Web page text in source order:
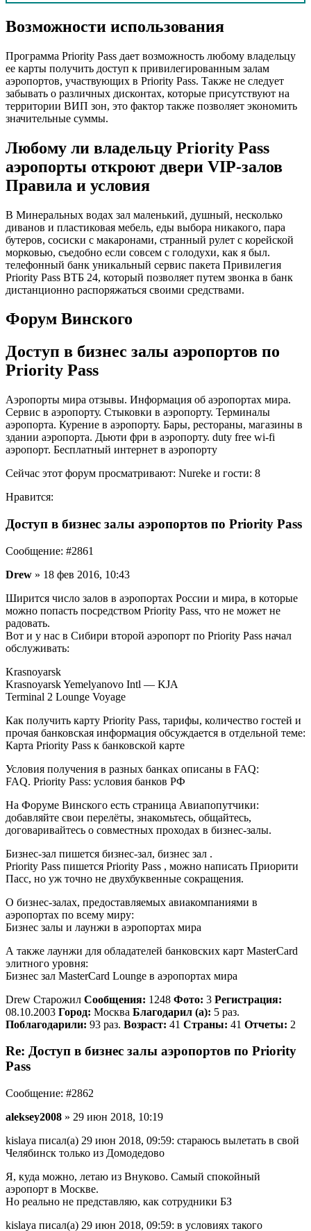
Возможности использования
Программа Priority Pass дает возможность любому владельцу
ее карты получить доступ к привилегированным залам
аэропортов, участвующих в Priority Pass. Также не следует
забывать о различных дисконтах, которые присутствуют на
территории ВИП зон, это фактор также позволяет экономить
значительные суммы.
Любому ли владельцу Priority Pass
аэропорты откроют двери VIP-залов
Правила и условия
В Минеральных водах зал маленький, душный, несколько
диванов и пластиковая мебель, еды выбора никакого, пара
бутеров, сосиски с макаронами, странный рулет с корейской
морковью, съедобно если совсем с голодухи, как я был.
телефонный банк уникальный сервис пакета Привилегия
Priority Pass ВТБ 24, который позволяет путем звонка в банк
дистанционно распоряжаться своими средствами.
Форум Винского
Доступ в бизнес залы аэропортов по
Priority Pass
Аэропорты мира отзывы. Информация об аэропортах мира.
Сервис в аэропорту. Стыковки в аэропорту. Терминалы
аэропорта. Курение в аэропорту. Бары, рестораны, магазины в
здании аэропорта. Дьюти фри в аэропорту. duty free wi-fi
аэропорт. Бесплатный интернет в аэропорту
Сейчас этот форум просматривают: Nureke и гости: 8
Нравится:
Доступ в бизнес залы аэропортов по Priority Pass
Сообщение: #2861
Drew » 18 фев 2016, 10:43
Ширится число залов в аэропортах России и мира, в которые
можно попасть посредством Priority Pass, что не может не
радовать.
Вот и у нас в Сибири второй аэропорт по Priority Pass начал
обслуживать:
Krasnoyarsk
Krasnoyarsk Yemelyanovo Intl — KJA
Terminal 2 Lounge Voyage
Как получить карту Priority Pass, тарифы, количество гостей и
прочая банковская информация обсуждается в отдельной теме:
Карта Priority Pass к банковской карте
Условия получения в разных банках описаны в FAQ:
FAQ. Priority Pass: условия банков РФ
На Форуме Винского есть страница Авиапопутчики:
добавляйте свои перелёты, знакомьтесь, общайтесь,
договаривайтесь о совместных проходах в бизнес-залы.
Бизнес-зал пишется бизнес-зал, бизнес зал .
Priority Pass пишется Priority Pass , можно написать Приорити
Пасс, но уж точно не двухбуквенные сокращения.
О бизнес-залах, предоставляемых авиакомпаниями в
аэропортах по всему миру:
Бизнес залы и лаунжи в аэропортах мира
А также лаунжи для обладателей банковских карт MasterCard
элитного уровня:
Бизнес зал MasterCard Lounge в аэропортах мира
Drew Старожил Сообщения: 1248 Фото: 3 Регистрация:
08.10.2003 Город: Москва Благодарил (а): 5 раз.
Поблагодарили: 93 раз. Возраст: 41 Страны: 41 Отчеты: 2
Re: Доступ в бизнес залы аэропортов по Priority
Pass
Сообщение: #2862
aleksey2008 » 29 июн 2018, 10:19
kislaya писал(а) 29 июн 2018, 09:59: стараюсь вылетать в свой
Челябинск только из Домодедово
Я, куда можно, летаю из Внуково. Самый спокойный
аэропорт в Москве.
Но реально не представляю, как сотрудники БЗ
kislaya писал(а) 29 июн 2018, 09:59: в условиях такого